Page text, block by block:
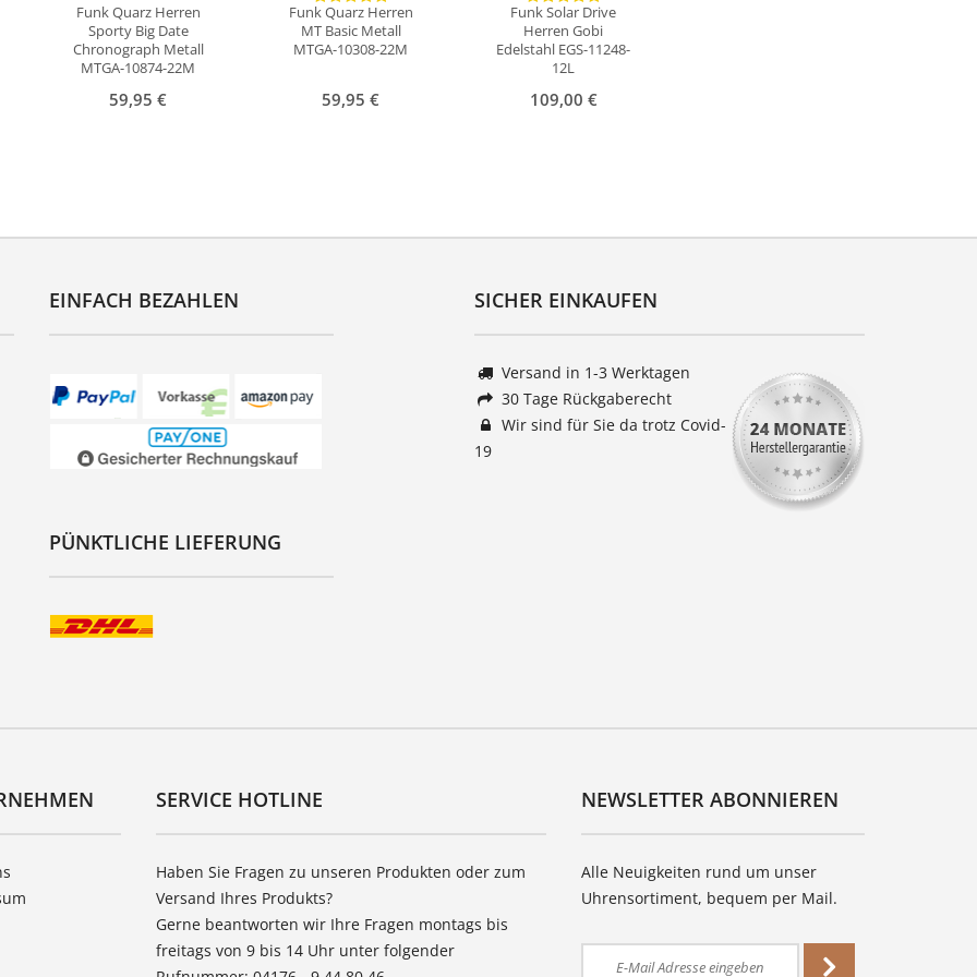
Funk Quarz Herren
Sporty Big Date
Chronograph Metall
MTGA-10874-22M
59,95 €
Funk Quarz Herren
MT Basic Metall
MTGA-10308-22M
59,95 €
Funk Solar Drive
Herren Gobi
Edelstahl EGS-11248-
12L
109,00 €
EINFACH BEZAHLEN
PÜNKTLICHE LIEFERUNG
SICHER EINKAUFEN
Versand in 1-3 Werktagen
30 Tage Rückgaberecht
Wir sind für Sie da trotz Covid-
19
SERVICE HOTLINE
Haben Sie Fragen zu unseren Produkten oder zum
Versand Ihres Produkts?
Gerne beantworten wir Ihre Fragen montags bis
freitags von 9 bis 14 Uhr unter folgender
NEWSLETTER ABONNIEREN
Alle Neuigkeiten rund um unser
Uhrensortiment, bequem per Mail.